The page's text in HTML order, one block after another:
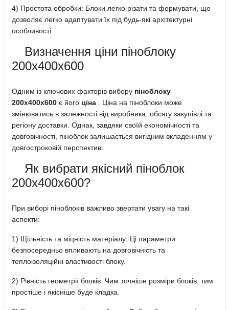
4) Простота обробки: Блоки легко різати та формувати, що
дозволяє легко адаптувати їх під будь-які архітектурні
особливості.
Визначення ціни піноблоку
200х400х600
Одним із ключових факторів вибору піноблоку
200х400х600 є його ціна . Ціна на піноблоки може
змінюватись в залежності від виробника, обсягу закупівлі та
регіону доставки. Однак, завдяки своїй економічності та
довговічності, піноблок залишається вигідним вкладенням у
довгостроковій перспективі.
Як вибрати якісний піноблок
200х400х600?
При виборі піноблоків важливо звертати увагу на такі
аспекти:
1) Щільність та міцність матеріалу: Ці параметри
безпосередньо впливають на довговічність та
теплоізоляційні властивості блоку.
2) Рівність геометрії блоків: Чим точніше розміри блоків, тим
простіше і якісніше буде кладка.